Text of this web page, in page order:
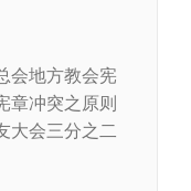
会地方教会宪
章冲突之原则
大会三分之二